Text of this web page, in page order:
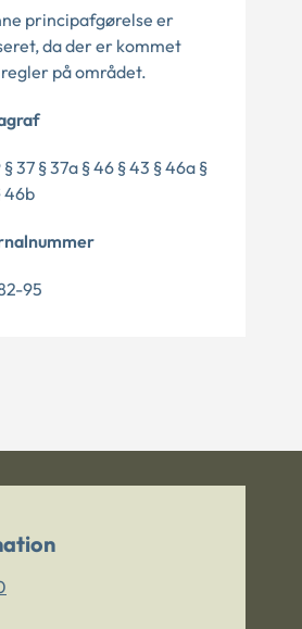
principafgørelse er
da der er kommet
på området.
§ 37 § 37a § 46 § 43 § 46a §
46b
95